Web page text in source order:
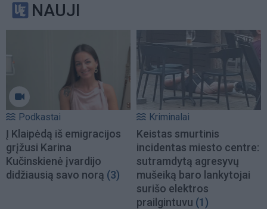
NAUJI
Podkastai
Į Klaipėdą iš emigracijos
grįžusi Karina
Kučinskienė įvardijo
didžiausią savo norą (3)
Kriminalai
Keistas smurtinis
incidentas miesto centre:
sutramdytą agresyvų
mušeiką baro lankytojai
surišo elektros
prailgintuvu (1)